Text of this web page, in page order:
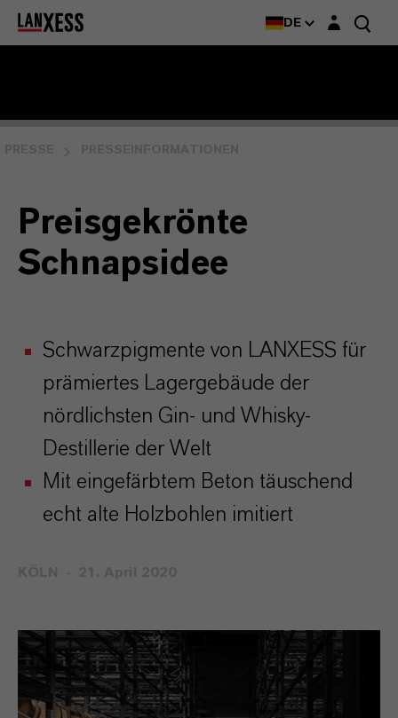
DE Login-Maske
Preisgekrönte
Schnapsidee
Schwarzpigmente von LANXESS für
prämiertes Lagergebäude der
nördlichsten Gin- und Whisky-
Destillerie der Welt
Mit eingefärbtem Beton täuschend
echt alte Holzbohlen imitiert